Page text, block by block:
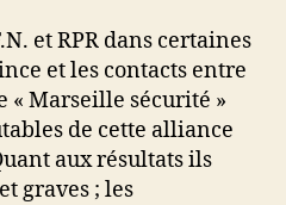
et RPR dans certaines
et les contacts entre
« Marseille sécurité »
de cette alliance
aux résultats ils
graves ; les